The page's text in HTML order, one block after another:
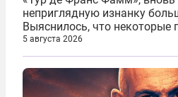
неприглядную изнанку
Выяснилось, что
размер груди ради
фасадом труда, мастерства,
благородства, которые мы
ассоциировать с...
5 августа 2026